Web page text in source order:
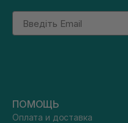
Email
ПОМОЩЬ
Оплата и доставка